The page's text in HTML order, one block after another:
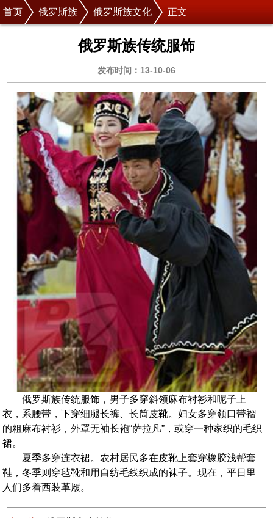
首页 俄罗斯族 俄罗斯族文化 正文
俄罗斯族传统服饰
发布时间：13-10-06
俄罗斯族传统服饰，男子多穿斜领麻布衬衫和呢子上
衣，系腰带，下穿细腿长裤、长筒皮靴。妇女多穿领口带褶
的粗麻布衬衫，外罩无袖长袍“萨拉凡”，或穿一种家织的毛织
裙。
夏季多穿连衣裙。农村居民多在皮靴上套穿橡胶浅帮套
鞋，冬季则穿毡靴和用自纺毛线织成的袜子。现在，平日里
人们多着西装革履。